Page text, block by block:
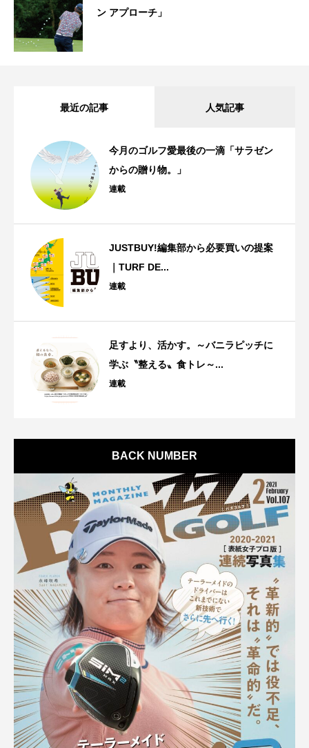
ン アプローチ」
最近の記事 人気記事
今月のゴルフ愛最後の一滴「サラゼン
からの贈り物。」
連載
JUSTBUY!編集部から必要買いの提案
｜TURF DE...
連載
足すより、活かす。～バニラピッチに
学ぶ〝整える〟食トレ～...
連載
BACK NUMBER